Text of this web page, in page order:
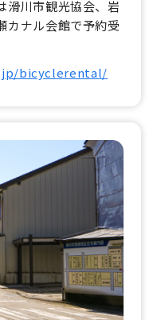
滑川市観光協会、岩
カナル会館で予約受
bicyclerental/